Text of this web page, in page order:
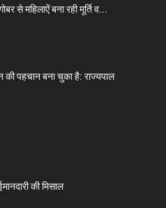
से महिलाऐं बना रही मूर्ति व...
की पहचान बना चुका है: राज्यपाल
की मिसाल